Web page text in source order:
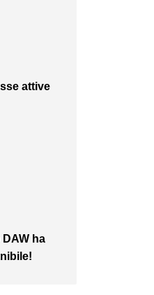
attive
ha